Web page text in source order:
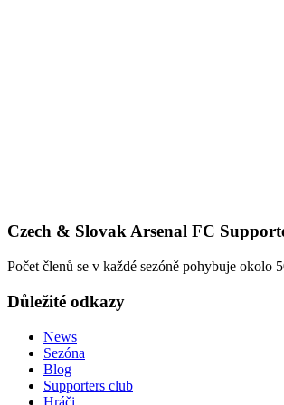
Czech & Slovak Arsenal FC
Počet členů se v každé sezóně pohybuje okolo
Důležité odkazy
News
Sezóna
Blog
Supporters club
Hráči